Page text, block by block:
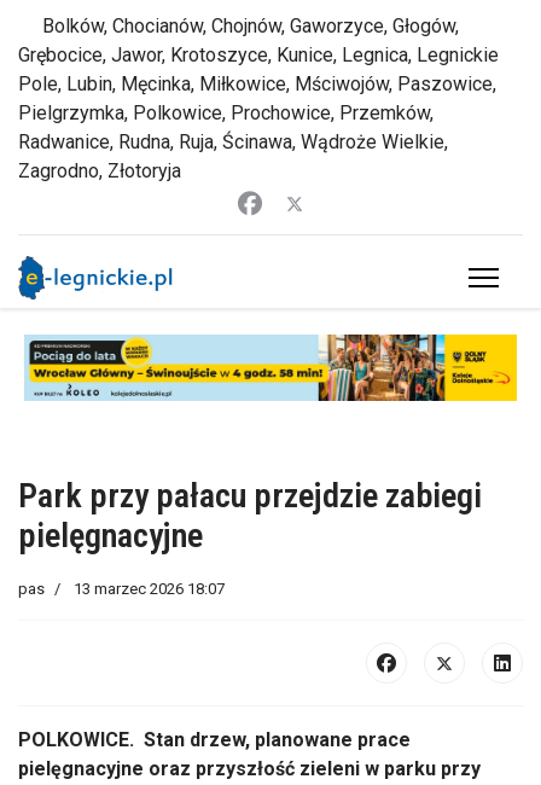
Bolków, Chocianów, Chojnów, Gaworzyce, Głogów,
Grębocice, Jawor, Krotoszyce, Kunice, Legnica, Legnickie
Pole, Lubin, Męcinka, Miłkowice, Mściwojów, Paszowice,
Pielgrzymka, Polkowice, Prochowice, Przemków,
Radwanice, Rudna, Ruja, Ścinawa, Wądroże Wielkie,
Zagrodno, Złotoryja
Park przy pałacu przejdzie zabiegi
pielęgnacyjne
pas 13 marzec 2026 18:07
POLKOWICE. Stan drzew, planowane prace
pielęgnacyjne oraz przyszłość zieleni w parku przy